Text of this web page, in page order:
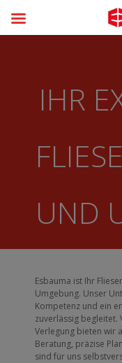
IHR
UND
Esbauma ist Ihr
Umgebung. Unser
Kompetenz und ein
zuverlässig begleitet.
Verlegung bieten wir
Beratung, präzise
sind für uns